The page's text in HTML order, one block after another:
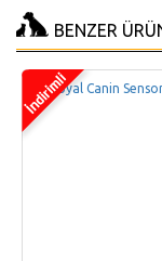
BENZER
Royal Canin